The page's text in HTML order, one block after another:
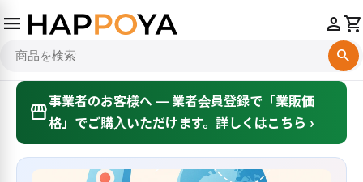
menu
search
personshopping_cart
storefront事業者のお客様へ — 業者会員登録で「業販価
格」でご購入いただけます。詳しくはこちら ›